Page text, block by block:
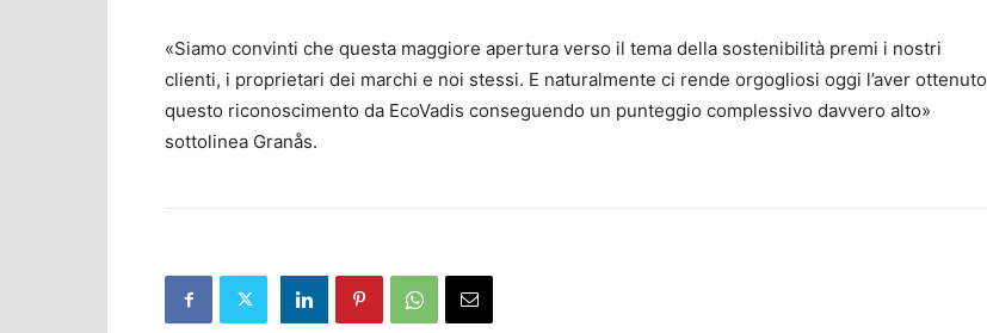
«Siamo convinti che questa maggiore apertura verso il tema della sostenibilità premi i nostri
clienti, i proprietari dei marchi e noi stessi. E naturalmente ci rende orgogliosi oggi l’aver ottenuto
questo riconoscimento da EcoVadis conseguendo un punteggio complessivo davvero alto»
sottolinea Granås.